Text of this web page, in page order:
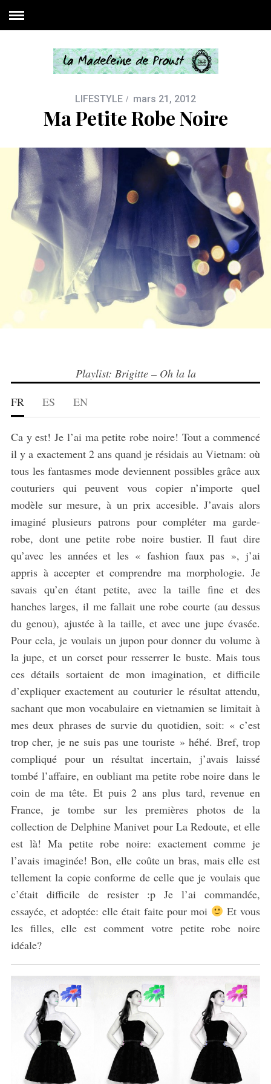
LIFESTYLE mars 21, 2012
Ma Petite Robe Noire
Playlist: Brigitte – Oh la la
FR
ES EN
Ca y est! Je l’ai ma petite robe noire! Tout a commencé
il y a exactement 2 ans quand je résidais au Vietnam: où
tous les fantasmes mode deviennent possibles grâce aux
couturiers qui peuvent vous copier n’importe quel
modèle sur mesure, à un prix accesible. J’avais alors
imaginé plusieurs patrons pour compléter ma garde-
robe, dont une petite robe noire bustier. Il faut dire
qu’avec les années et les « fashion faux pas », j’ai
appris à accepter et comprendre ma morphologie. Je
savais qu’en étant petite, avec la taille fine et des
hanches larges, il me fallait une robe courte (au dessus
du genou), ajustée à la taille, et avec une jupe évasée.
Pour cela, je voulais un jupon pour donner du volume à
la jupe, et un corset pour resserrer le buste. Mais tous
ces détails sortaient de mon imagination, et difficile
d’expliquer exactement au couturier le résultat attendu,
sachant que mon vocabulaire en vietnamien se limitait à
mes deux phrases de survie du quotidien, soit: « c’est
trop cher, je ne suis pas une touriste » héhé. Bref, trop
compliqué pour un résultat incertain, j’avais laissé
tombé l’affaire, en oubliant ma petite robe noire dans le
coin de ma tête. Et puis 2 ans plus tard, revenue en
France, je tombe sur les premières photos de la
collection de Delphine Manivet pour La Redoute, et elle
est là! Ma petite robe noire: exactement comme je
l’avais imaginée! Bon, elle coûte un bras, mais elle est
tellement la copie conforme de celle que je voulais que
c’était difficile de resister :p Je l’ai commandée,
essayée, et adoptée: elle était faite pour moi
Et vous
les filles, elle est comment votre petite robe noire
idéale?